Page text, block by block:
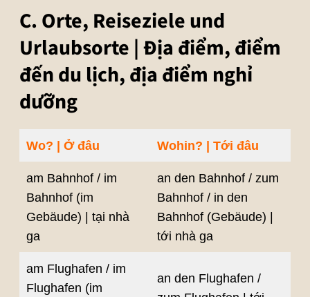
C. Orte, Reiseziele und
Urlaubsorte | Địa điểm, điểm
đến du lịch, địa điểm nghỉ
dưỡng
Wo? | Ở đâu Wohin? | Tới đâu
am Bahnhof / im
Bahnhof (im
Gebäude) | tại nhà
ga
an den Bahnhof / zum
Bahnhof / in den
Bahnhof (Gebäude) |
tới nhà ga
am Flughafen / im
Flughafen (im
an den Flughafen /